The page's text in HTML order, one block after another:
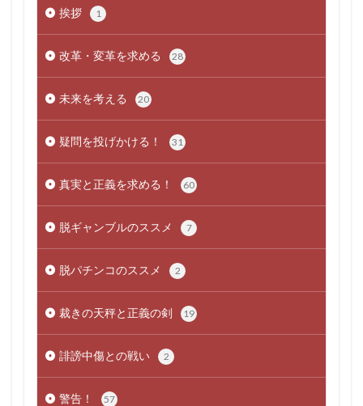
挨拶 1
改革・変革を求める 28
未来を考える 20
疑問を投げかける！ 31
真実と正義を求める！ 60
脱ギャンブルのススメ 7
脱パチンコのススメ 2
裁きの天秤と正義の剣 19
誹謗中傷との戦い 2
警告！ 57